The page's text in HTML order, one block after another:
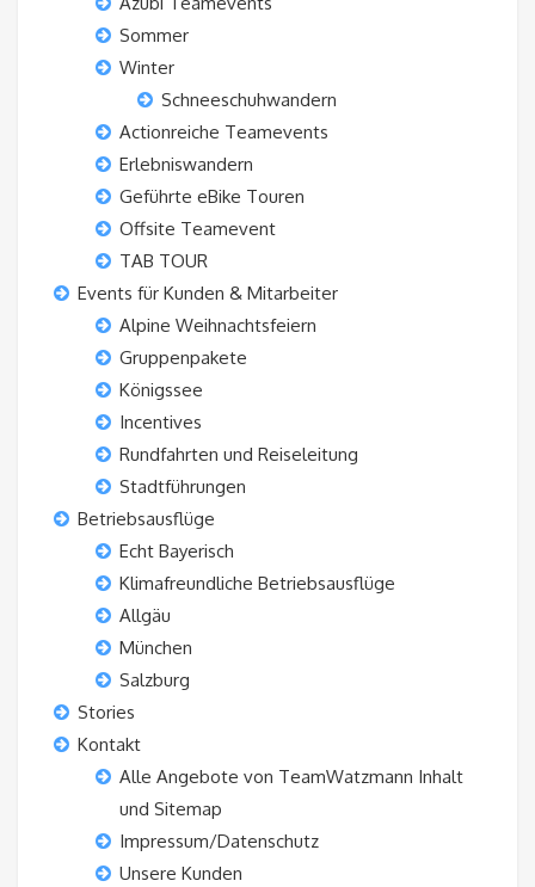
Sommer
Winter
Schneeschuhwandern
Actionreiche Teamevents
Erlebniswandern
Geführte eBike Touren
Offsite Teamevent
TAB TOUR
Events für Kunden & Mitarbeiter
Alpine Weihnachtsfeiern
Gruppenpakete
Königssee
Incentives
Rundfahrten und Reiseleitung
Stadtführungen
Betriebsausflüge
Echt Bayerisch
Klimafreundliche Betriebsausflüge
Allgäu
München
Salzburg
Stories
Kontakt
Alle Angebote von TeamWatzmann Inhalt
und Sitemap
Impressum/Datenschutz
Unsere Kunden